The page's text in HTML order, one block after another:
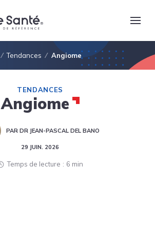
Tendances Angiome
TENDANCES
Angiome
PAR DR JEAN-PASCAL DEL BANO
29 JUIN. 2026
Temps de lecture 6 min